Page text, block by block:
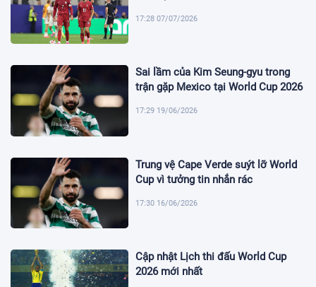
17:28 07/07/2026
Sai lầm của Kim Seung-gyu trong
trận gặp Mexico tại World Cup 2026
17:29 19/06/2026
Trung vệ Cape Verde suýt lỡ World
Cup vì tưởng tin nhắn rác
17:30 16/06/2026
Cập nhật Lịch thi đấu World Cup
2026 mới nhất